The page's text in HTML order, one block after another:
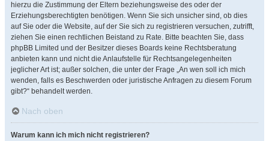
hierzu die Zustimmung der Eltern beziehungsweise des oder der
Erziehungsberechtigten benötigen. Wenn Sie sich unsicher sind, ob dies
auf Sie oder die Website, auf der Sie sich zu registrieren versuchen, zutrifft,
ziehen Sie einen rechtlichen Beistand zu Rate. Bitte beachten Sie, dass
phpBB Limited und der Besitzer dieses Boards keine Rechtsberatung
anbieten kann und nicht die Anlaufstelle für Rechtsangelegenheiten
jeglicher Art ist; außer solchen, die unter der Frage „An wen soll ich mich
wenden, falls es Beschwerden oder juristische Anfragen zu diesem Forum
gibt?“ behandelt werden.
Nach oben
Warum kann ich mich nicht registrieren?